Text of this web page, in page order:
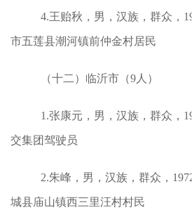
4.王贻秋，男，汉族，群众，
市五莲县潮河镇前仲金村居民
（十二）临沂市（9人）
1.张康元，男，汉族，群众，
交集团驾驶员
2.朱峰，男，汉族，群众，
城县庙山镇西三里汪村村民